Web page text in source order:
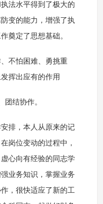
法水平得到了极大的
变的能力，增强了执
奠定了思想基础。
不怕困难、勇挑重
挥出应有的作用
团结协作。
排，本人从原来的记
岗位变动的过程中，
心向有经验的同志学
业务知识，掌握业务
，很快适应了新的工